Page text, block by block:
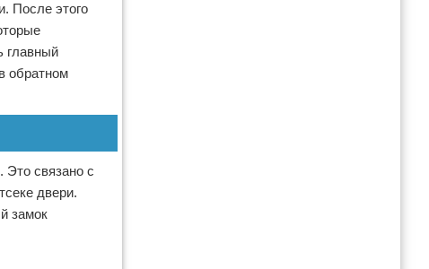
После этого
главный
обратном
Это связано с
двери.
замок